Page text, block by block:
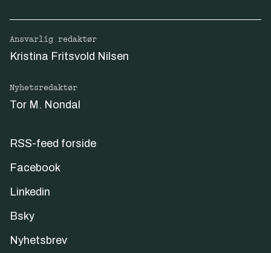
Ansvarlig redaktør
Kristina Fritsvold Nilsen
Nyhetsredaktør
Tor M. Nondal
RSS-feed forside
Facebook
Linkedin
Bsky
Nyhetsbrev